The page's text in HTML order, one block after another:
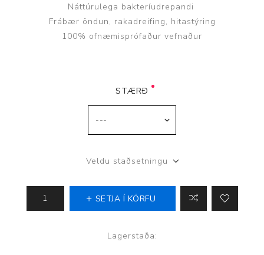
Náttúrulega bakteríudrepandi
Frábær öndun, rakadreifing, hitastýring
100% ofnæmisprófaður vefnaður
STÆRÐ
Veldu staðsetningu
SETJA Í KÖRFU
Lagerstaða: